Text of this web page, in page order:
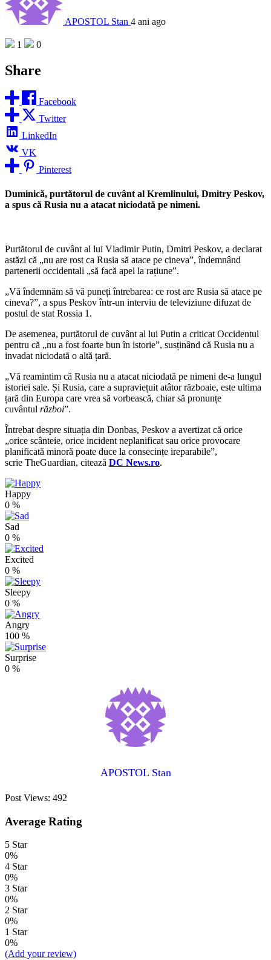
APOSTOL Stan 4 ani ago
1 0
Share
Facebook
Twitter
LinkedIn
VK
Pinterest
Duminică, purtătorul de cuvânt al Kremlinului, Dmitry Peskov,
a spus că Rusia nu a atacat niciodată pe nimeni.
Purtătorul de cuvânt al lui Vladimir Putin, Dmitri Peskov, a declarat
astăzi că „nu are rost ca Rusia să atace pe cineva”, îndemnând
partenerii occidentali „să facă apel la rațiune”.
„Vă îndemnăm să vă puneți întrebarea: ce rost are Rusia să atace pe
cineva?”, a spus Peskov într-un interviu de televiziune difuzat de
postul de stat Rossia 1.
De asemenea, purtătorul de cuvânt al lui Putin a criticat Occidentul
pentru că „nu a fost foarte bun în istorie”, susținând că Rusia nu a
invadat niciodată o altă țară.
„Vă reamintim că Rusia nu a atacat niciodată pe nimeni de-a lungul
istoriei sale. Și Rusia, care a supraviețuit atâtor războaie, este ultima
țară din Europa care vrea să vorbească, chiar să pronunțe
cuvântul război”.
Întrebat despre situația din Donbas, Peskov a avertizat că orice
„orice scânteie, orice incident neplanificat sau orice provocare
planificată minoră poate duce la consecințe ireparabile”,
scrie TheGuardian, citează DC News.ro.
Happy
0 %
Sad
0 %
Excited
0 %
Sleepy
0 %
Angry
100 %
Surprise
0 %
APOSTOL Stan
Post Views: 492
Average Rating
5 Star
0%
4 Star
0%
3 Star
0%
2 Star
0%
1 Star
0%
(Add your review)